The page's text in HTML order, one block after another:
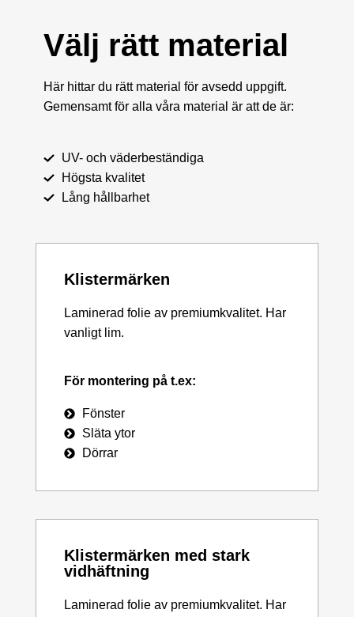
Välj rätt material
Här hittar du rätt material för avsedd uppgift.
Gemensamt för alla våra material är att de är:
UV- och väderbeständiga
Högsta kvalitet
Lång hållbarhet
Klistermärken
Laminerad folie av premiumkvalitet. Har
vanligt lim.
För montering på t.ex:
Fönster
Släta ytor
Dörrar
Klistermärken med stark
vidhäftning
Laminerad folie av premiumkvalitet. Har